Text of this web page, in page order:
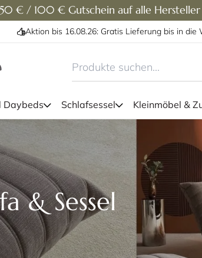
50 € / 100 € Gutschein auf alle
Aktion bis 16.08.26: Gratis Lieferung bis in die
Daybeds Schlafsessel Kleinmöbel &
& Sessel